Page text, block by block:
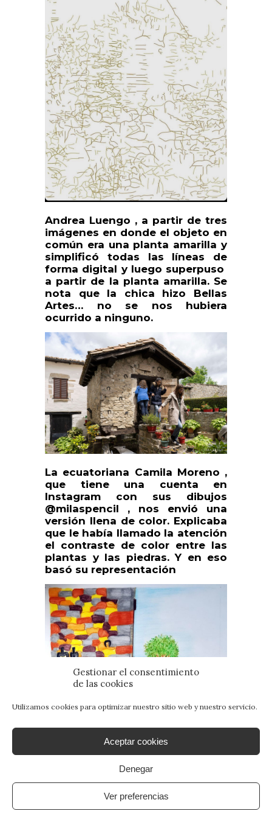
Gestionar el consentimiento
de las cookies
Utilizamos cookies para optimizar nuestro sitio web y nuestro servicio.
Aceptar cookies
Denegar
Ver preferencias
Andrea Luengo , a partir de tres
imágenes en donde el objeto en
común era una planta amarilla y
simplificó todas las líneas de
forma digital y luego superpuso
a partir de la planta amarilla. Se
nota que la chica hizo Bellas
Artes… no se nos hubiera
ocurrido a ninguno.
La ecuatoriana Camila Moreno ,
que tiene una cuenta en
Instagram con sus dibujos
@milaspencil , nos envió una
versión llena de color. Explicaba
que le había llamado la atención
el contraste de color entre las
plantas y las piedras. Y en eso
basó su representación